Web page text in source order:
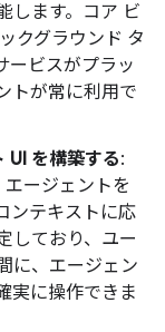
します。コア ビ
クグラウンド タ
ービスがプラッ
トが常に利用で
UI を構築する:
ージェントを
ンテキストに応
しており、ユー
に、エージェン
実に操作できま